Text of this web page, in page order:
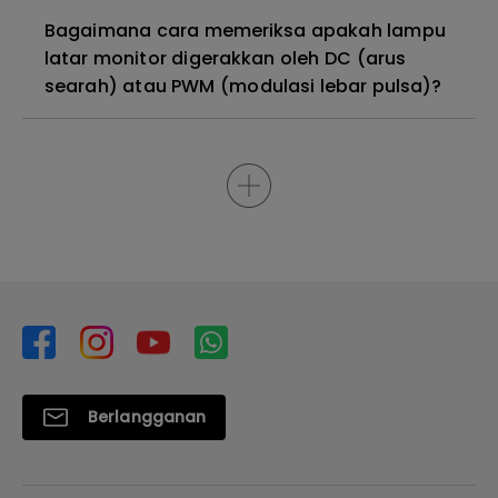
Bagaimana cara memeriksa apakah lampu
latar monitor digerakkan oleh DC (arus
searah) atau PWM (modulasi lebar pulsa)?
Berlangganan